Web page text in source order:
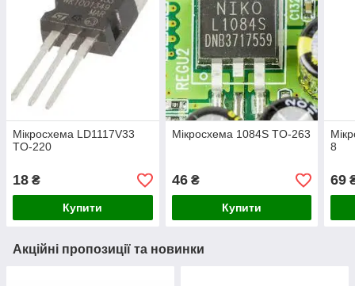
Мікросхема LD1117V33
TO-220
18 ₴
Купити
Мікросхема 1084S TO-263
46₴
Купити
8
69
Акційні пропозиції та новинки